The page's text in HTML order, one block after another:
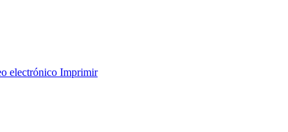
electrónico Imprimir